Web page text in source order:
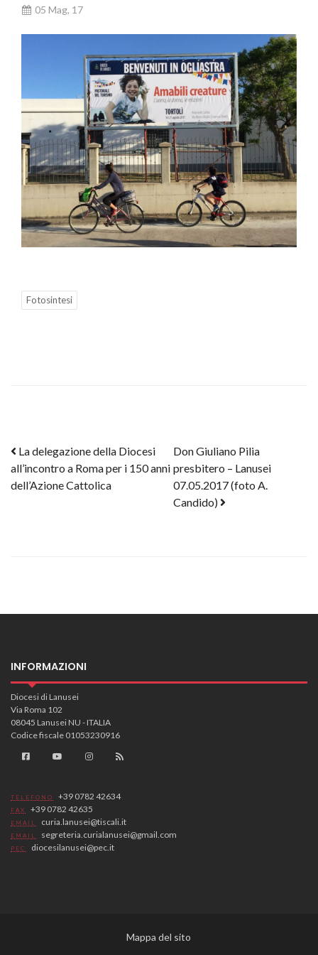
05 Mag, 17
Fotosintesi
Post navigation
La delegazione della Diocesi
all’incontro a Roma per i 150 anni
dell’Azione Cattolica
Don Giuliano Pilia
presbitero – Lanusei
07.05.2017 (foto A.
Candido)
INFORMAZIONI
Diocesi di Lanusei
Via Roma 102
08045 Lanusei NU - ITALIA
Codice fiscale 01053230916
TELEFONO +39 0782 42634
FAX +39 0782 42635
EMAIL curia.lanusei@tiscali.it
EMAIL segreteria.curialanusei@gmail.com
PEC diocesilanusei@pec.it
Mappa del sito